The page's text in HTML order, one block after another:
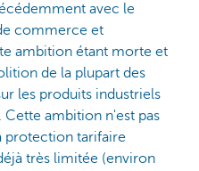
avec le
commerce et
ambition étant morte et
de la plupart des
les produits industriels
Cette ambition n'est pas
protection tarifaire
très limitée (environ